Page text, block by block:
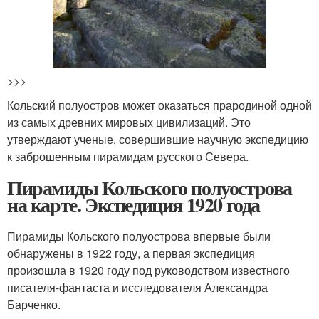
>>>
Кольский полуостров может оказаться прародиной одной
из самых древних мировых цивилизаций. Это
утверждают ученые, совершившие научную экспедицию
к заброшенным пирамидам русского Севера.
Пирамиды Кольского полуострова
на карте. Экспедиция 1920 года
Пирамиды Кольского полуострова впервые были
обнаружены в 1922 году, а первая экспедиция
произошла в 1920 году под руководством известного
писателя-фантаста и исследователя Александра
Барченко.